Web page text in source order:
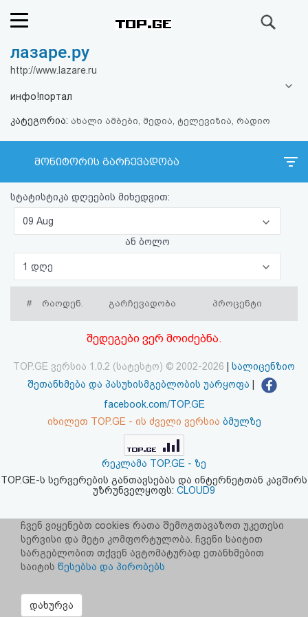
რეიტინგი
ფოსტა
კითხვა-
პასუხი
ავტორიზაცია
რეგისტრაცია
აღდგენა
კოდი
სალიცენზიო
პასუხისმგებლობის
უარყოფა
лазаре.ру
http://www.lazare.ru
инфо!портал
კატეგორია: ახალი ამბები, მედია, ტელევიზია, რადიო
მონიტორის გარჩევადობა
სტატისტიკა დღეების მიხედვით:
09 Aug
ან ბოლო
1 დღე
# რაოდენ. გარჩევადობა პროცენტი
შედეგები ვერ მოიძებნა.
TOP.GE ვერსია 1.0.2 (სატესტო) © 2002-2026
სალიცენზიო
შეთანხმება და პასუხისმგებლობის უარყოფა
facebook.com/TOP.GE
იხილეთ TOP.GE - ის ძველი ვერსია ბმულზე
რეკლამა TOP.GE - ზე
TOP.GE-ს სერვერების განთავსებას და ინტერნეტთან კავშირს
უზრუნველყოფს: CLOUD9
ჩვენ ვიყენებთ cookies რათა შემოგთავაზოთ უკეთესი
სერვისი და მეტი კომფორტულობა. ჩვენი საიტით
სარგებლობით თქვენ ავტომატურად ეთანხმებით
საიტის წესებსა და პირობებს
დახურვა